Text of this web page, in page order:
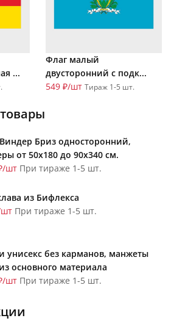
...
Флаг малый
двусторонний с подк...
549 ₽/шт Тираж 1-5 шт.
Бриз односторонний,
от 50х180 до 90х340 см.
шт При тираже 1-5 шт.
из Бифлекса
При тираже 1-5 шт.
унисекс без карманов, манжеты
основного материала
шт При тираже 1-5 шт.